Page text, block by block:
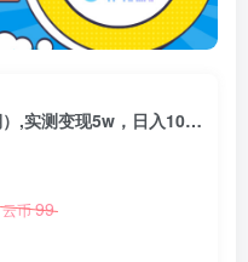
抖音小店高效变现训练营（第一期）,实测变现5w，日入1000【揭秘】
云币99